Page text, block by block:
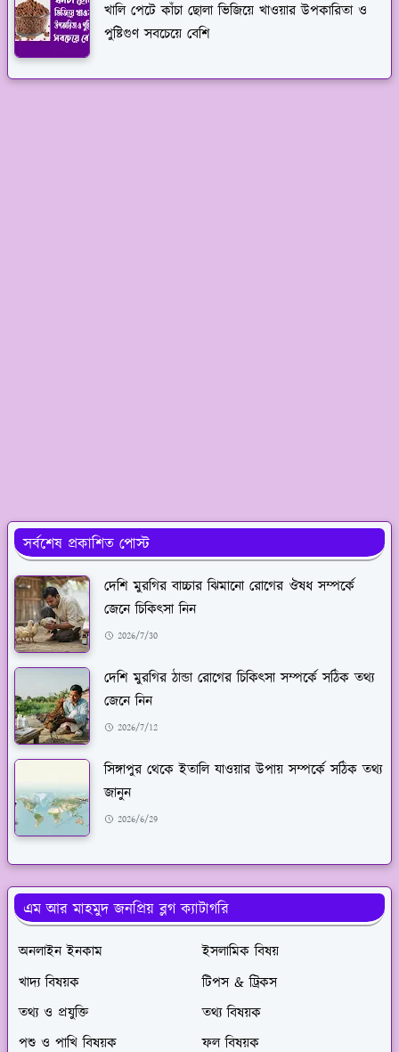
খালি পেটে কাঁচা ছোলা ভিজিয়ে খাওয়ার উপকারিতা ও
পুষ্টিগুণ সবচেয়ে বেশি
সর্বশেষ প্রকাশিত পোস্ট
দেশি মুরগির বাচ্চার ঝিমানো রোগের ঔষধ সম্পর্কে
জেনে চিকিৎসা নিন
2026/7/30
দেশি মুরগির ঠান্ডা রোগের চিকিৎসা সম্পর্কে সঠিক তথ্য
জেনে নিন
2026/7/12
সিঙ্গাপুর থেকে ইতালি যাওয়ার উপায় সম্পর্কে সঠিক তথ্য
জানুন
2026/6/29
এম আর মাহমুদ জনপ্রিয় ব্লগ ক্যাটাগরি
অনলাইন ইনকাম
ইসলামিক বিষয়
খাদ্য বিষয়ক
টিপস & ট্রিকস
তথ্য ও প্রযুক্তি
তথ্য বিষয়ক
পশু ও পাখি বিষয়ক
ফল বিষয়ক